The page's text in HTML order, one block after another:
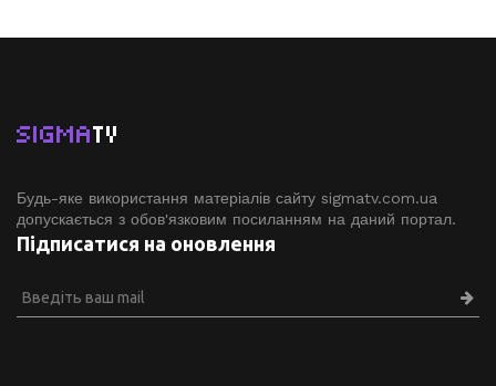
SIGMATV
Будь-яке використання матеріалів сайту sigmatv.com.ua
допускається з обов'язковим посиланням на даний портал.
Підписатися на оновлення